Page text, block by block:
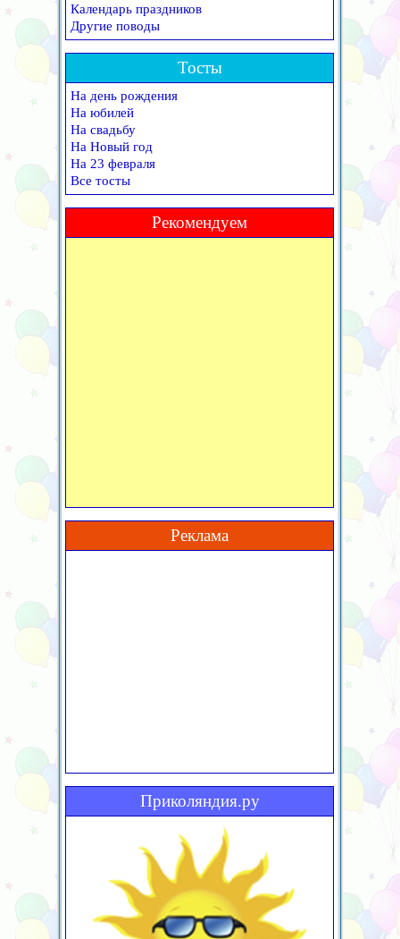
Календарь праздников
Другие поводы
Тосты
На день рождения
На юбилей
На свадьбу
На Новый год
На 23 февраля
Все тосты
Рекомендуем
Реклама
Приколяндия.ру